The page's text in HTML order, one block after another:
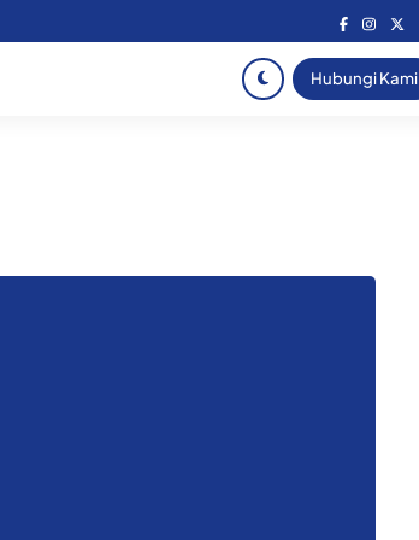
Hubungi Kami